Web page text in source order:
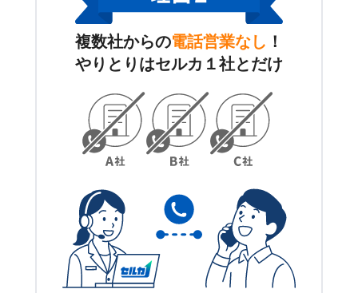
複数社からの電話営業なし ！
やりとりはセルカ１社とだけ